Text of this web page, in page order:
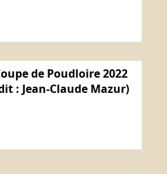
de Poudloire 2022
: Jean-Claude Mazur)